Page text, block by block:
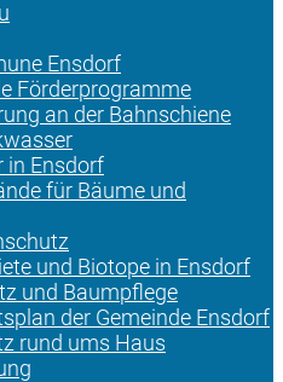
Ensdorf
Förderprogramme
an der Bahnschiene
in Ensdorf
für Bäume und
und Biotope in Ensdorf
und Baumpflege
der Gemeinde Ensdorf
rund ums Haus